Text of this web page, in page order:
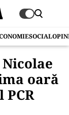
SOCIAL
oară